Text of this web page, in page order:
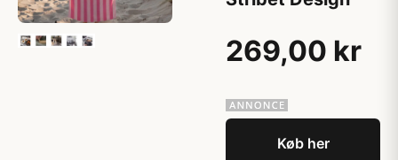
269,00 kr
Køb her